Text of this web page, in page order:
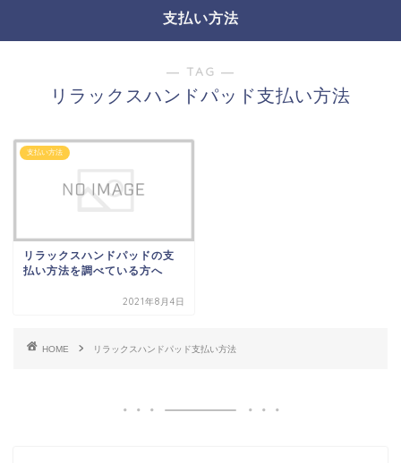
支払い方法
― TAG ―
リラックスハンドパッド支払い方法
支払い方法
リラックスハンドパッドの支
払い方法を調べている方へ
2021年8月4日
HOME リラックスハンドパッド支払い方法